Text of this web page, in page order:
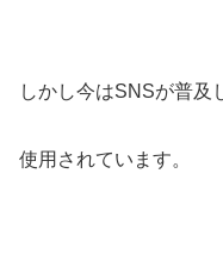
しかし今はSNSが普及
使用されています。